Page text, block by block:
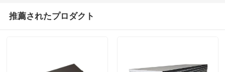
推薦されたプロダクト